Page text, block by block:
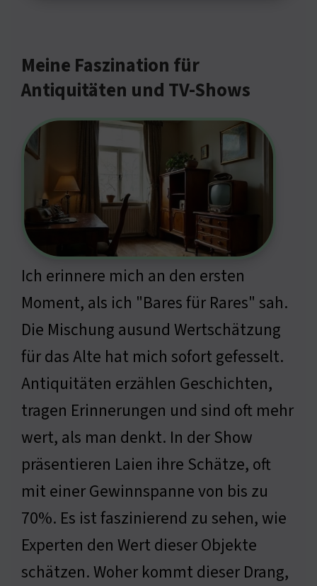
Meine Faszination für
Antiquitäten und TV-Shows
Ich erinnere mich an den ersten
Moment, als ich "Bares für Rares" sah.
Die Mischung ausund Wertschätzung
für das Alte hat mich sofort gefesselt.
Antiquitäten erzählen Geschichten,
tragen Erinnerungen und sind oft mehr
wert, als man denkt. In der Show
präsentieren Laien ihre Schätze, oft
mit einer Gewinnspanne von bis zu
70%. Es ist faszinierend zu sehen, wie
Experten den Wert dieser Objekte
schätzen. Woher kommt dieser Drang,